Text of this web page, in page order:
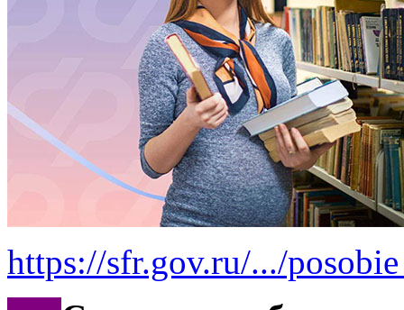
https://sfr.gov.ru/.../